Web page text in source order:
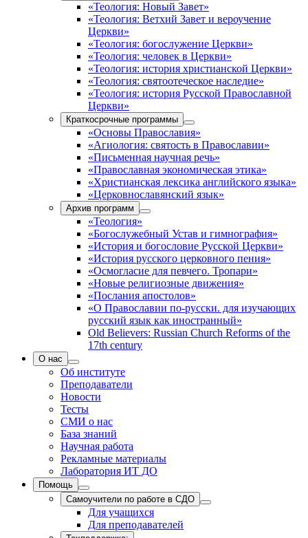
«Теология: Новый Завет»
«Теология: Ветхий Завет и вероучение
Церкви»
«Теология: богослужение Церкви»
«Теология: человек в Церкви»
«Теология: история христианской Церкви»
«Теология: святоотеческое наследие»
«Теология: история Русской Православной
Церкви»
Краткосрочные программы
«Основы Православия»
«Агиология: святость в Православии»
«Письменная научная речь»
«Православная экономическая этика»
«Христианская лексика английского языка»
«Церковнославянский язык»
Архив программ
«Теология»
«Богослужебный Устав и гимнография»
«История и богословие Русской Церкви»
«История русского церковного пения»
«Осмогласие для певчего. Тропари»
«Новые религиозные движения»
«Послания апостолов»
«О Православии по-русски. для изучающих
русский язык как иностранный»
Old Believers: Russian Church Reforms of the
17th century
О нас
Об институте
Преподаватели
Новости
Тесты
СМИ о нас
База знаний
Научная работа
Рекламные материалы
Лаборатория ИТ ДО
Помощь
Самоучители по работе в СДО
Для учащихся
Для преподавателей